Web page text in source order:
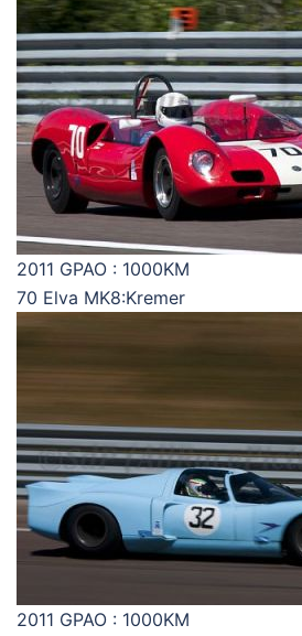
2011 GPAO : 1000KM
70 Elva MK8:Kremer
2011 GPAO : 1000KM